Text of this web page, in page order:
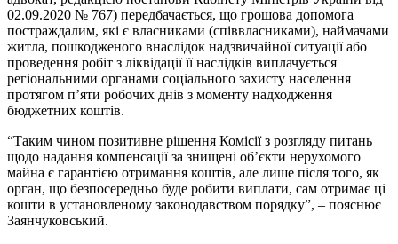
02.09.2020 № 767) передбачається, що грошова допомога
постраждалим, які є власниками (співвласниками), наймачами
житла, пошкодженого внаслідок надзвичайної ситуації або
проведення робіт з ліквідації її наслідків виплачується
регіональними органами соціального захисту населення
протягом п’яти робочих днів з моменту надходження
бюджетних коштів.
“Таким чином позитивне рішення Комісії з розгляду питань
щодо надання компенсації за знищені об’єкти нерухомого
майна є гарантією отримання коштів, але лише після того, як
орган, що безпосередньо буде робити виплати, сам отримає ці
кошти в установленому законодавством порядку”, – пояснює
Заянчуковський.